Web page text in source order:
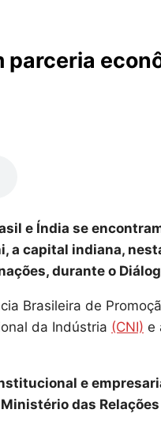
parceria
e Índia se
a capital indiana,
durante o
Brasileira de
da Indústria (CNI) e
e
das